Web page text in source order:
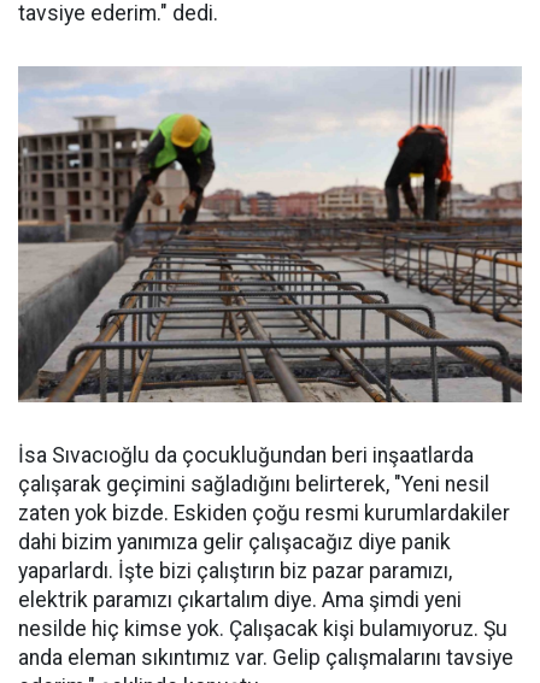
tavsiye ederim." dedi.
İsa Sıvacıoğlu da çocukluğundan beri inşaatlarda
çalışarak geçimini sağladığını belirterek, "Yeni nesil
zaten yok bizde. Eskiden çoğu resmi kurumlardakiler
dahi bizim yanımıza gelir çalışacağız diye panik
yaparlardı. İşte bizi çalıştırın biz pazar paramızı,
elektrik paramızı çıkartalım diye. Ama şimdi yeni
nesilde hiç kimse yok. Çalışacak kişi bulamıyoruz. Şu
anda eleman sıkıntımız var. Gelip çalışmalarını tavsiye